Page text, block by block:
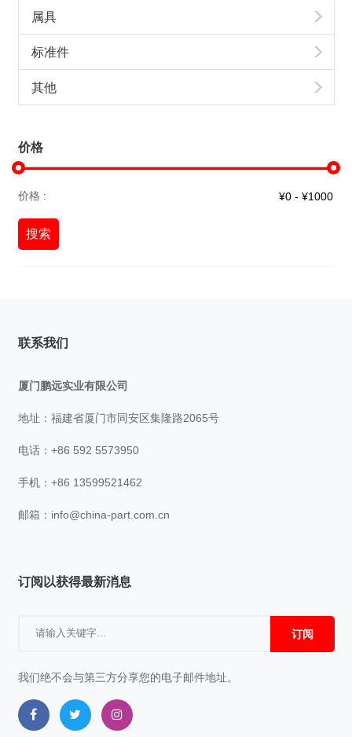
属具
标准件
其他
价格
价格 :
搜索
联系我们
厦门鹏远实业有限公司
地址：福建省厦门市同安区集隆路2065号
电话：+86 592 5573950
手机：+86 13599521462
邮箱： info@china-part.com.cn
订阅以获得最新消息
订阅
我们绝不会与第三方分享您的电子邮件地址。